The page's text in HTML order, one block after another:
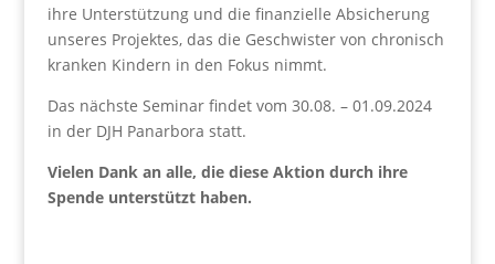
ihre Unterstützung und die finanzielle Absicherung
unseres Projektes, das die Geschwister von chronisch
kranken Kindern in den Fokus nimmt.
Das nächste Seminar findet vom 30.08. – 01.09.2024
in der DJH Panarbora statt.
Vielen Dank an alle, die diese Aktion durch ihre
Spende unterstützt haben.